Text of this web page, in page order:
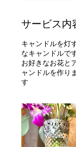
サービス内
キャンドルを灯
なキャンドルで
お好きなお花と
ャンドルを作り
す